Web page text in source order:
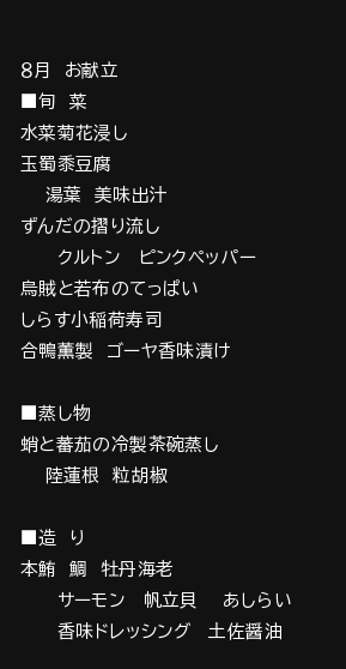
８月 お献立
■旬 菜
水菜菊花浸し
玉蜀黍豆腐
湯葉 美味出汁
ずんだの摺り流し
クルトン ピンクペッパー
烏賊と若布のてっぱい
しらす小稲荷寿司
合鴨薫製 ゴーヤ香味漬け
■蒸し物
蛸と蕃茄の冷製茶碗蒸し
陸蓮根 粒胡椒
■造 り
本鮪 鯛 牡丹海老
サーモン 帆立貝 あしらい
香味ドレッシング 土佐醤油